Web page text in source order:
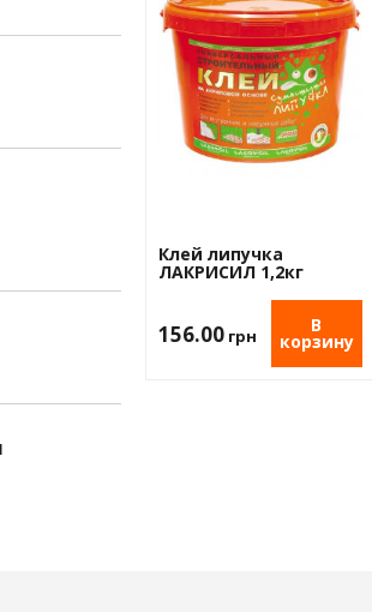
Изоляционная пленка
Пенопласт
Экструдированный
пенополистирол
Клей липучка
ЛАКРИСИЛ 1,2кг
156.00 грн В
корзину